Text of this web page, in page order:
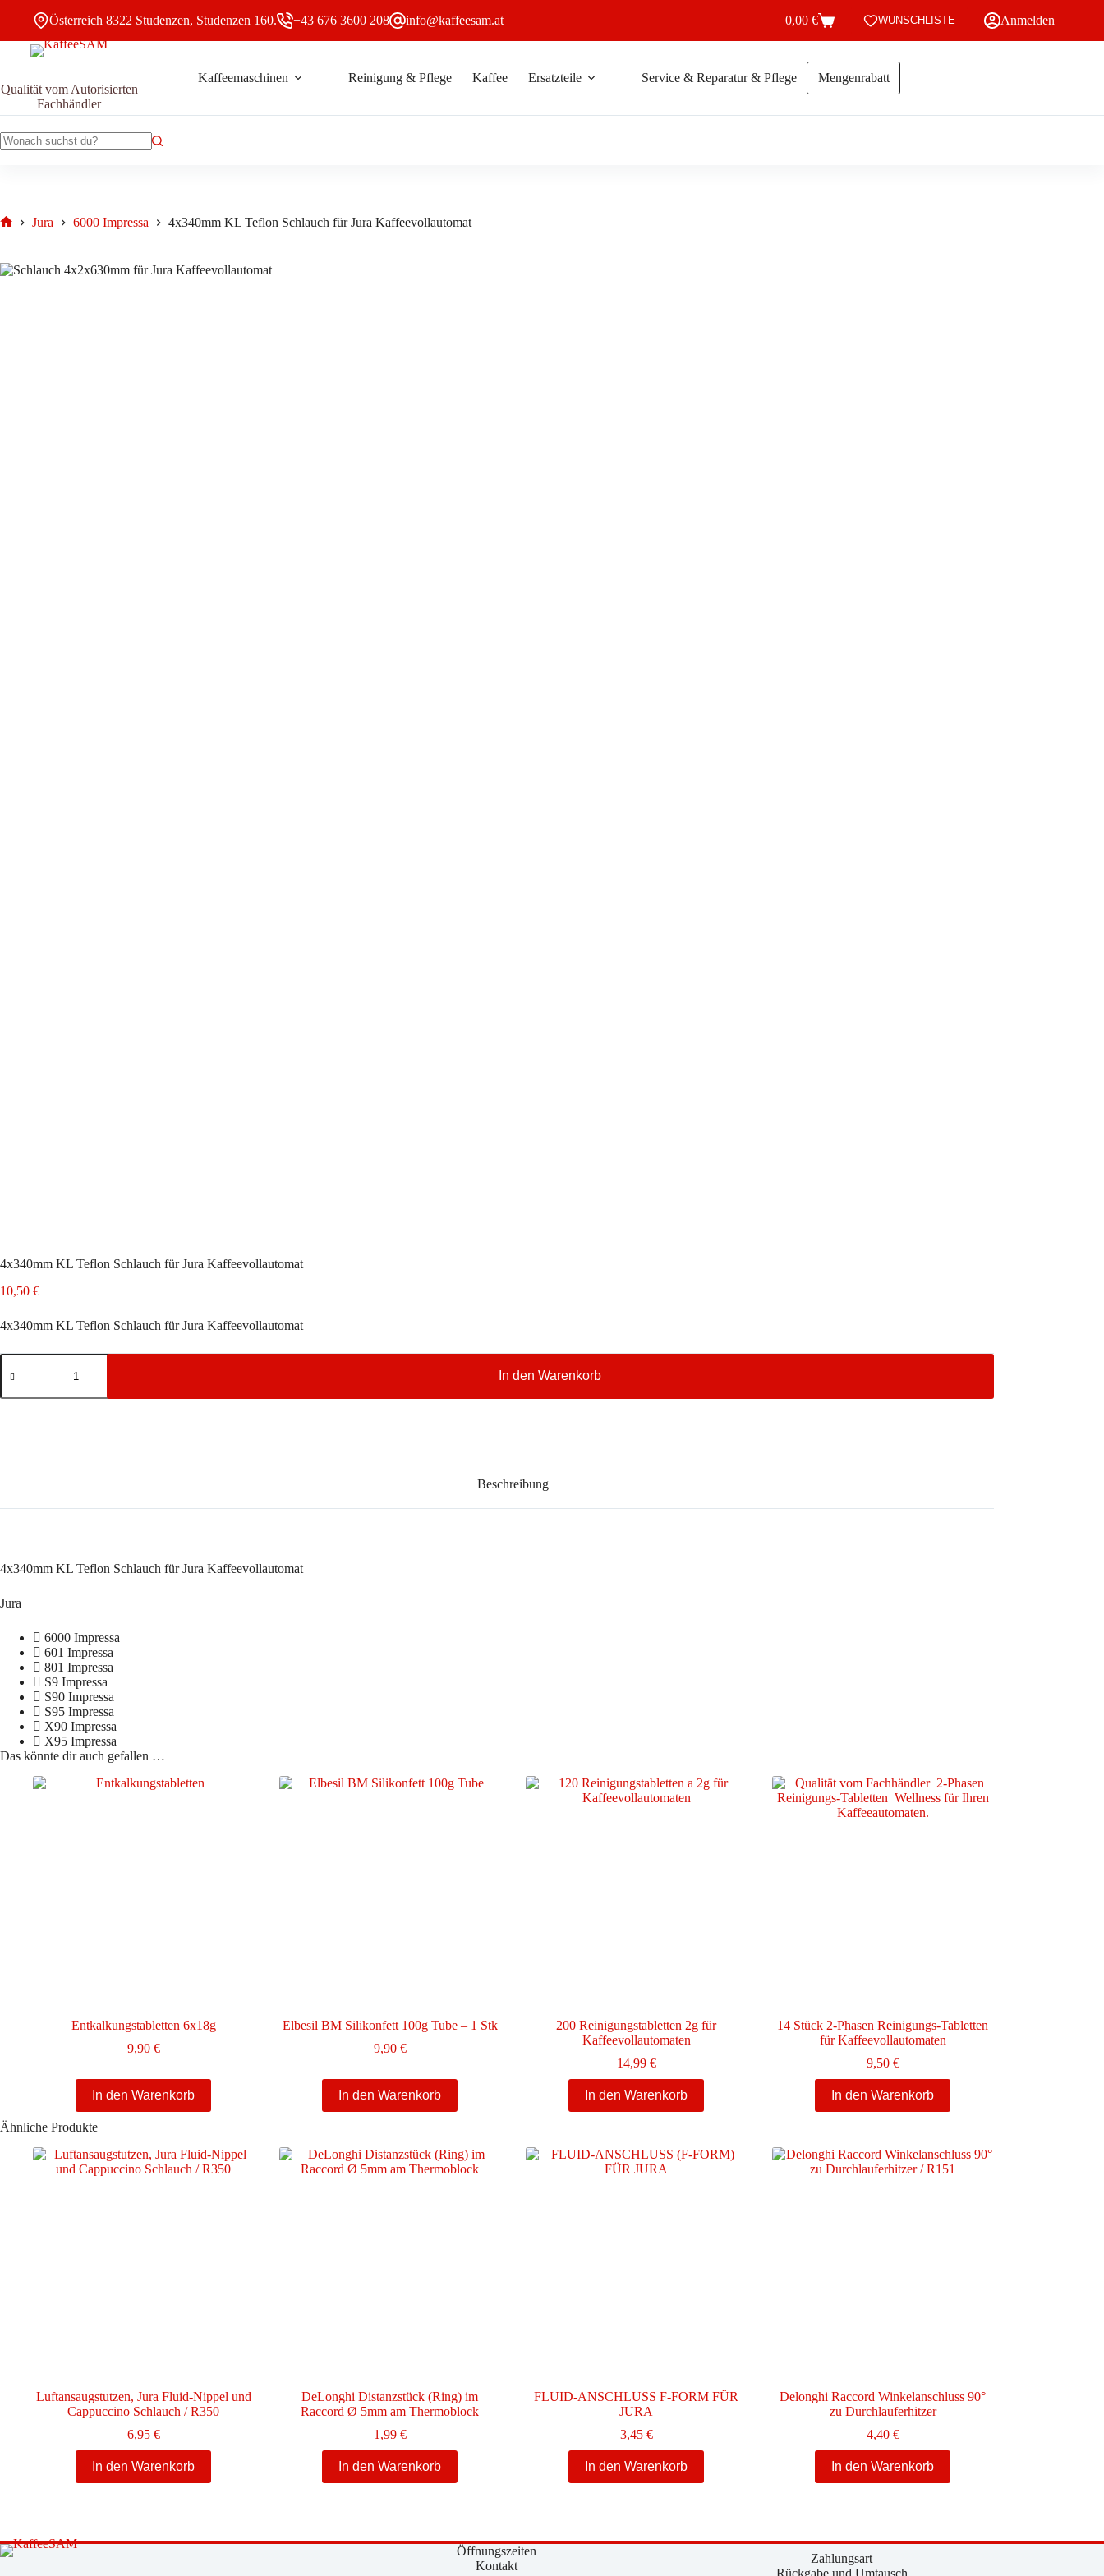
10,50€
4x340mm
Österreich 8322 Studenzen, Studenzen 160. +43 676 3600 208 info@kaffeesam.at Warenkorb
0,00 € WUNSCHLISTE Anmelden
Qualität vom Autorisierten
Fachhändler
Kaffeemaschinen Reinigung & Pflege Kaffee Ersatzteile Service & Reparatur & Pflege Mengenrabatt
Jura 6000 Impressa 4x340mm KL Teflon Schlauch für Jura Kaffeevollautomat
4x340mm KL Teflon Schlauch für Jura Kaffeevollautomat
10,50 €
4x340mm KL Teflon Schlauch für Jura Kaffeevollautomat
4x340mm
KL
Schlauch
In den Warenkorb
Beschreibung
4x340mm KL Teflon Schlauch für Jura Kaffeevollautomat
Jura
6000 Impressa
601 Impressa
801 Impressa
S9 Impressa
S90 Impressa
S95 Impressa
X90 Impressa
X95 Impressa
Das könnte dir auch gefallen …
Entkalkungstabletten 6x18g
9,90 €
In den Warenkorb
Elbesil BM Silikonfett 100g Tube – 1 Stk
9,90 €
In den Warenkorb
200 Reinigungstabletten 2g für
Kaffeevollautomaten
14,99 €
In den Warenkorb
14 Stück 2-Phasen Reinigungs-Tabletten
für Kaffeevollautomaten
9,50 €
In den Warenkorb
Ähnliche Produkte
Luftansaugstutzen, Jura Fluid-Nippel und
Cappuccino Schlauch / R350
6,95 €
In den Warenkorb
DeLonghi Distanzstück (Ring) im
Raccord Ø 5mm am Thermoblock
1,99 €
In den Warenkorb
FLUID-ANSCHLUSS F-FORM FÜR
JURA
3,45 €
In den Warenkorb
Delonghi Raccord Winkelanschluss 90°
zu Durchlauferhitzer
4,40 €
In den Warenkorb
Öffnungszeiten
Kontakt
Zahlungsart
Rückgabe und Umtausch